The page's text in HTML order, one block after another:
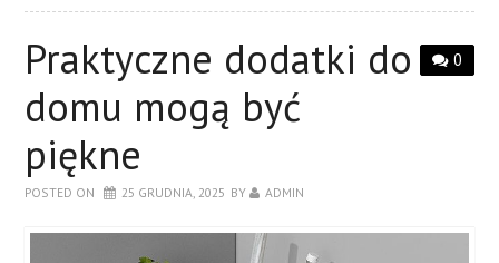
0
Praktyczne dodatki do
domu mogą być
piękne
POSTED ON 25 GRUDNIA, 2025 BY ADMIN